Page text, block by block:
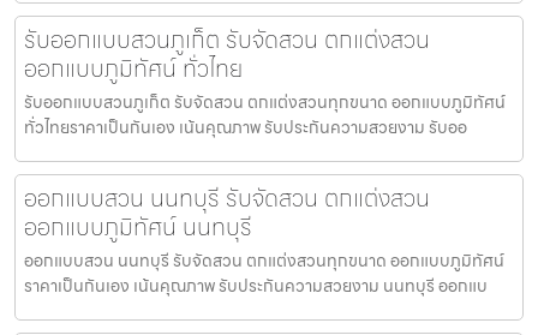
รับออกแบบสวนภูเก็ต รับจัดสวน ตกแต่งสวน
ออกแบบภูมิทัศน์ ทั่วไทย
รับออกแบบสวนภูเก็ต รับจัดสวน ตกแต่งสวนทุกขนาด ออกแบบภูมิทัศน์
ทั่วไทยราคาเป็นกันเอง เน้นคุณภาพ รับประกันความสวยงาม รับออ
ออกแบบสวน นนทบุรี รับจัดสวน ตกแต่งสวน
ออกแบบภูมิทัศน์ นนทบุรี
ออกแบบสวน นนทบุรี รับจัดสวน ตกแต่งสวนทุกขนาด ออกแบบภูมิทัศน์
ราคาเป็นกันเอง เน้นคุณภาพ รับประกันความสวยงาม นนทบุรี ออกแบ